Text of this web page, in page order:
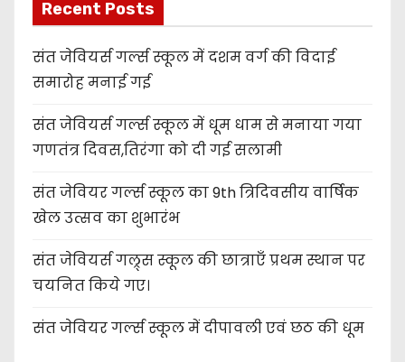
Recent Posts
संत जेवियर्स गर्ल्स स्कूल में दशम वर्ग की विदाई
समारोह मनाई गई
संत जेवियर्स गर्ल्स स्कूल में धूम धाम से मनाया गया
गणतंत्र दिवस,तिरंगा को दी गई सलामी
संत जेवियर गर्ल्स स्कूल का 9th त्रिदिवसीय वार्षिक
खेल उत्सव का शुभारंभ
संत जेवियर्स गल्र्स स्कूल की छात्र‌ाएँ प्रथम स्थान पर
चयनित किये गए।
संत जेवियर गर्ल्स स्कूल में दीपावली एवं छठ की धूम